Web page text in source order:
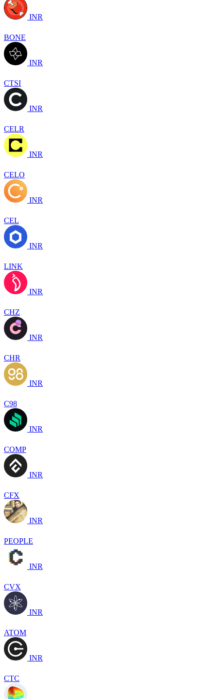
INR
BONE
INR
CTSI
INR
CELR
INR
CELO
INR
CEL
INR
LINK
INR
CHZ
INR
CHR
INR
C98
INR
COMP
INR
CFX
INR
PEOPLE
INR
CVX
INR
ATOM
INR
CTC